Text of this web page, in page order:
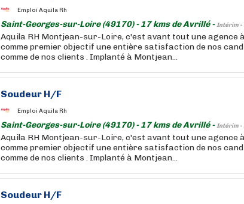
Emploi Aquila Rh
Saint-Georges-sur-Loire (49170) - 17 kms de Avrillé -Intérim -
Aquila RH Montjean-sur-Loire, c'est avant tout une agence
comme premier objectif une entière satisfaction de nos
comme de nos clients . Implanté à Montjean...
Soudeur H/F
Emploi Aquila Rh
Saint-Georges-sur-Loire (49170) - 17 kms de Avrillé -Intérim -
Aquila RH Montjean-sur-Loire, c'est avant tout une agence
comme premier objectif une entière satisfaction de nos
comme de nos clients . Implanté à Montjean...
Soudeur H/F